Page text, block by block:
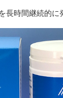
長時間継続的に